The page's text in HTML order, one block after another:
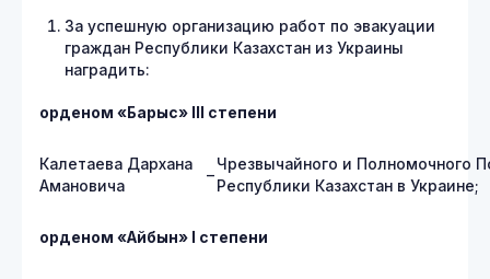
За успешную организацию работ по эвакуации
граждан Республики Казахстан из Украины
наградить:
орденом «Барыс» ІІІ степени
Калетаева Дархана
Амановича
–
Чрезвычайного и Полномочного
Республики Казахстан в Украине;
орденом «Айбын» І степени